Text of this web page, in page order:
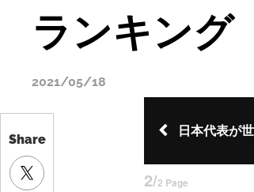
Share
ランキング
2021/05/18
日本代表が
2/2 Page